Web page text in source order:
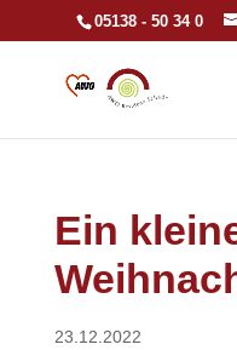
05138 - 50 34 0
Ein
23.12.2022